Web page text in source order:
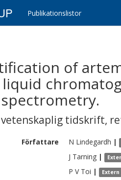
Publikationslistor
of
tidskrift,
Författare N Lindegardh |
J Tarning |
P V Toi | Extern